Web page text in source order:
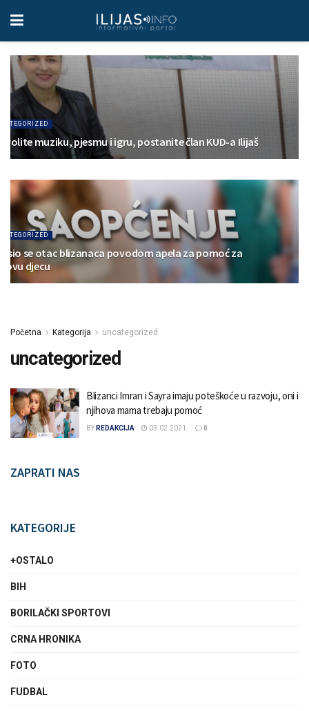
volite muziku, pjesmu i igru, postanite član KUD-a Ilijaš
se otac blizanaca povodom apela za pomoć za
djecu
Početna Kategorija uncategorized
uncategorized
Blizanci Imran i Sayra imaju poteškoće u razvoju, oni i
njihova mama trebaju pomoć
BY REDAKCIJA 03.02.2021. 0
ZAPRATI NAS
KATEGORIJE
+OSTALO
BIH
BORILAČKI SPORTOVI
CRNA HRONIKA
FOTO
FUDBAL